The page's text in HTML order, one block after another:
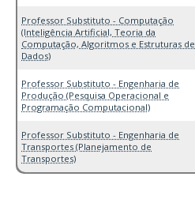
Professor Substituto - Computação
(Inteligência Artificial, Teoria da
Computação, Algoritmos e Estruturas de
Dados)
Professor Substituto - Engenharia de
Produção (Pesquisa Operacional e
Programação Computacional)
Professor Substituto - Engenharia de
Transportes (Planejamento de
Transportes)